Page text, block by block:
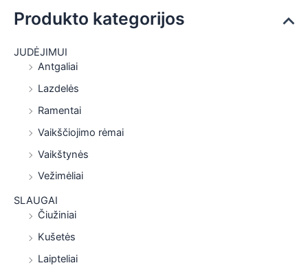
Produkto kategorijos
JUDĖJIMUI
Antgaliai
Lazdelės
Ramentai
Vaikščiojimo rėmai
Vaikštynės
Vežimėliai
SLAUGAI
Čiužiniai
Kušetės
Laipteliai